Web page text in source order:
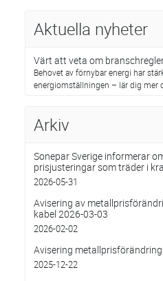
Aktuella nyheter
Värt att veta om
Behovet av förnybar energi har
energiomställningen – lär dig mer
Arkiv
Sonepar Sverige informerar
prisjusteringar som träder i
2026-05-31
Avisering av
kabel 2026-03-03
2026-02-02
Avisering
2025-12-22